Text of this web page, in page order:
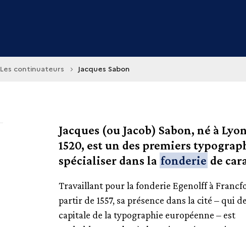
Les continuateurs Jacques Sabon
Jacques (ou Jacob) Sabon, né à
1520, est un des premiers
spécialiser dans la fonderie de
Travaillant pour la fonderie Egenolff à
partir de 1557, sa présence dans la cité – qui
capitale de la typographie européenne – est